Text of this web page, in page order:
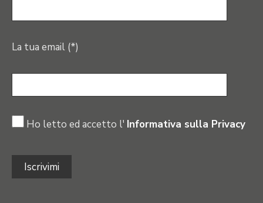
La tua email (*)
Ho letto ed accetto l' Informativa sulla Privacy